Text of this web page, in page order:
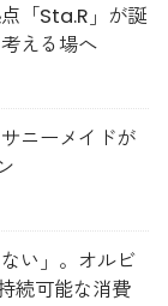
「Sta.R」が誕
える場へ
ニーメイドが
い」。オルビ
続可能な消費